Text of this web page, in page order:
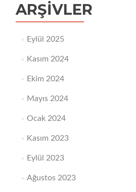
ARŞIVLER
Eylül 2025
Kasım 2024
Ekim 2024
Mayıs 2024
Ocak 2024
Kasım 2023
Eylül 2023
Ağustos 2023